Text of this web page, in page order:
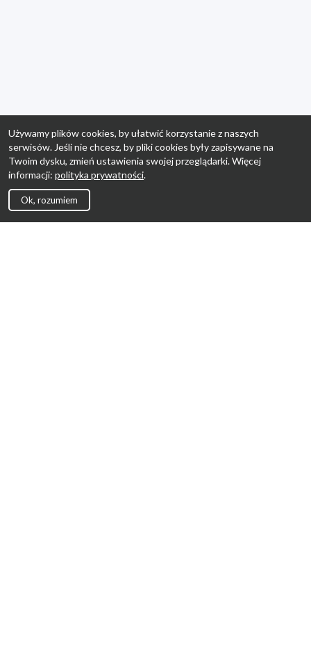
Używamy plików cookies, by ułatwić korzystanie z naszych
serwisów. Jeśli nie chcesz, by pliki cookies były zapisywane na
Twoim dysku, zmień ustawienia swojej przeglądarki. Więcej
informacji: polityka prywatności.
Ok, rozumiem